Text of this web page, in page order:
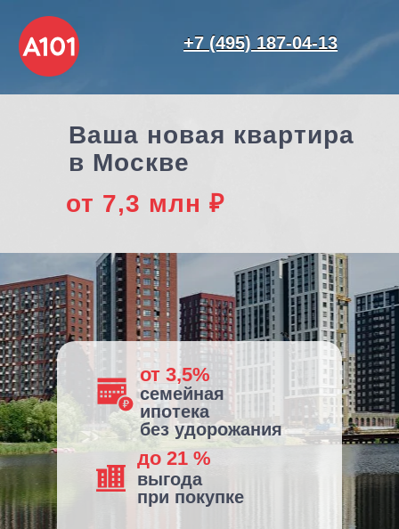
+7 (495) 187-04-13
+7 (495) 187-04-13
семейная
ипотека
без удорожания
от 3,5%
выгода
при покупке
до 21 %
от 7,3 млн ₽
Ваша новая квартира
в Москве